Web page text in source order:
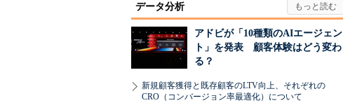
データ分析
アドビが「10種類のAIエージェン
ト」を発表 顧客体験はどう変わ
る？
新規顧客獲得と既存顧客のLTV向上、それぞれの
CRO（コンバージョン率最適化）について